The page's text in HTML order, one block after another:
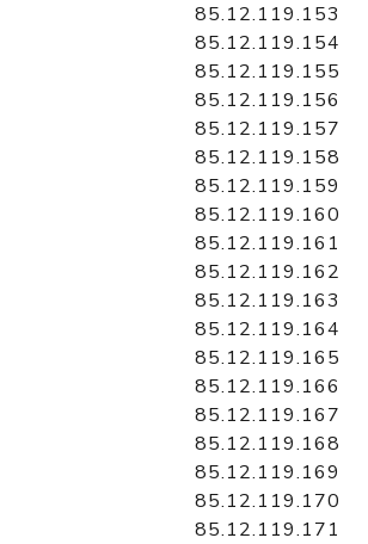
85.12.119.153
85.12.119.154
85.12.119.155
85.12.119.156
85.12.119.157
85.12.119.158
85.12.119.159
85.12.119.160
85.12.119.161
85.12.119.162
85.12.119.163
85.12.119.164
85.12.119.165
85.12.119.166
85.12.119.167
85.12.119.168
85.12.119.169
85.12.119.170
85.12.119.171